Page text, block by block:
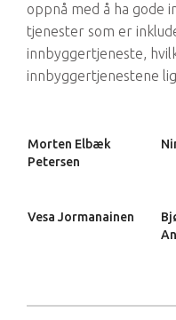
oppnå med å ha gode
tjenester som er
innbyggertjeneste,
innbyggertjenestene
Morten Elbæk
Petersen
Vesa Jormanainen